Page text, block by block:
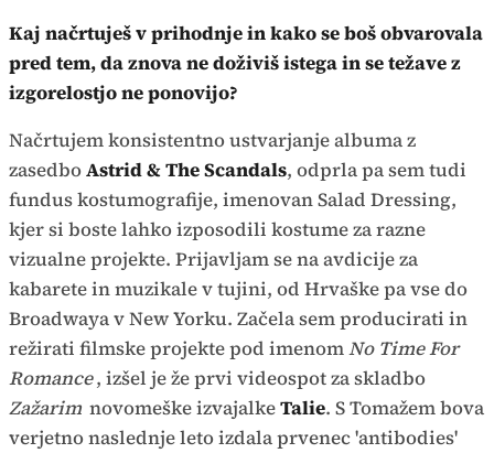
Kaj načrtuješ v prihodnje in kako se boš obvarovala
pred tem, da znova ne doživiš istega in se težave z
izgorelostjo ne ponovijo?
Načrtujem konsistentno ustvarjanje albuma z
zasedboAstrid & The Scandals, odprla pa sem tudi
fundus kostumografije, imenovan Salad Dressing,
kjer si boste lahko izposodili kostume za razne
vizualne projekte. Prijavljam se na avdicije za
kabarete in muzikale v tujini, od Hrvaške pa vse do
Broadwaya v New Yorku. Začela sem producirati in
režirati filmske projekte pod imenomNo Time For
Romance, izšel je že prvi videospot za skladbo
Zažarim novomeške izvajalkeTalie. S Tomažem bova
verjetno naslednje leto izdala prvenec 'antibodies'